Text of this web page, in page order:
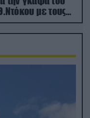
με τους